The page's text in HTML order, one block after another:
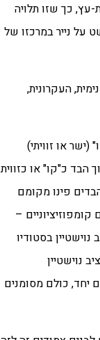
כאשר הוא תולה מסגרת-עץ, כך שזו תלויה
על נייר במרכזו של
העקרונית,
(ישר או זוויתי)
הבד כ"קו" או כזווית
והיא יצאה לחופשי. במהלך שנות ה- 80, קרה לא אחת שהבדים פינו מקומם
–
מהריבועים. מאוחר הרבה יותר, ב- 2011, לקראת תערוכת-היחיד במוזיאון ישראל (2012), הציב נוישטיין בסטודיו
נוישטיין
יחד, כולם מסומנים